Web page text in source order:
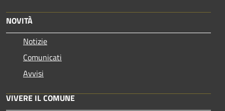
NOVITÀ
Notizie
Comunicati
Avvisi
VIVERE IL COMUNE